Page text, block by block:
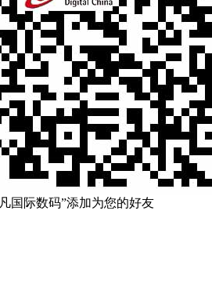
凡国际数码”添加为您的好友